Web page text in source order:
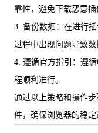
靠性，避免下载恶意插
3. 备份数据：在进行
过程中出现问题导致数
4. 遵循官方指引：遵
程顺利进行。
通过以上策略和操作
件，确保浏览器的稳定